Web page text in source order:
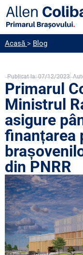
Acasă > Blog
Publicat la: 07/12/2023
Primarul
Ministrul
asigure
finanțarea
din PNRR